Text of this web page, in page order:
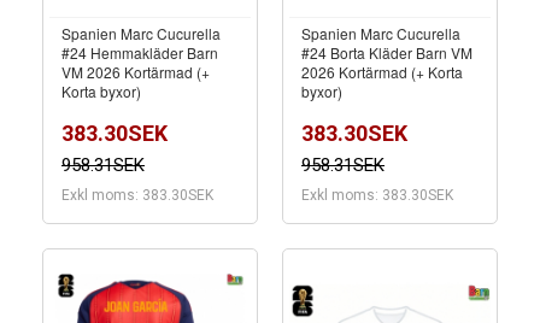
Spanien Marc Cucurella
#24 Hemmakläder Barn
VM 2026 Kortärmad (+
Korta byxor)
383.30SEK
958.31SEK
Exkl moms: 383.30SEK
Spanien Marc Cucurella
#24 Borta Kläder Barn VM
2026 Kortärmad (+ Korta
byxor)
383.30SEK
958.31SEK
Exkl moms: 383.30SEK